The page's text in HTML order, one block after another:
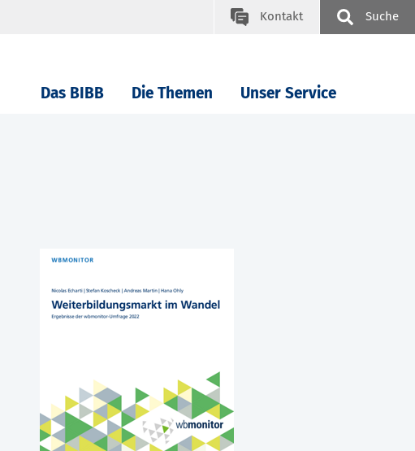
Kontakt Suche
Das BIBB Die Themen Unser Service